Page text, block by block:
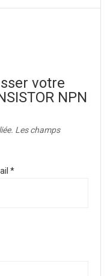
votre
NPN
Les champs
*